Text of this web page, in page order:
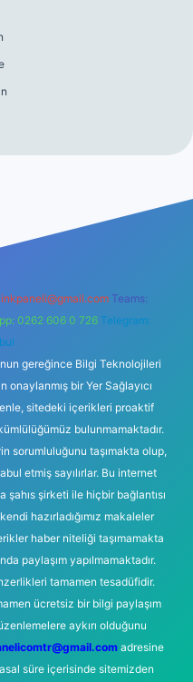
Teams:
0262 606 0 726 Telegram:
gereğince Bilgi Teknolojileri
onaylanmış bir Yer Sağlayıcı
sitedeki içerikleri proaktif
bulunmamaktadır.
sorumluluğunu taşımakta olup,
etmiş sayılırlar. Bu internet
şirketi ile hiçbir bağlantısı
hazırladığımız makaleler
haber niteliği taşımamakta
paylaşım yapılmamaktadır.
tamamen tesadüfidir.
ücretsiz bir bilgi paylaşım
aykırı olduğunu
adresine
süre içerisinde sitemizden